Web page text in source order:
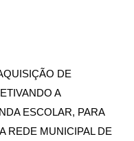
DE
A
ESCOLAR, PARA
REDE MUNICIPAL DE